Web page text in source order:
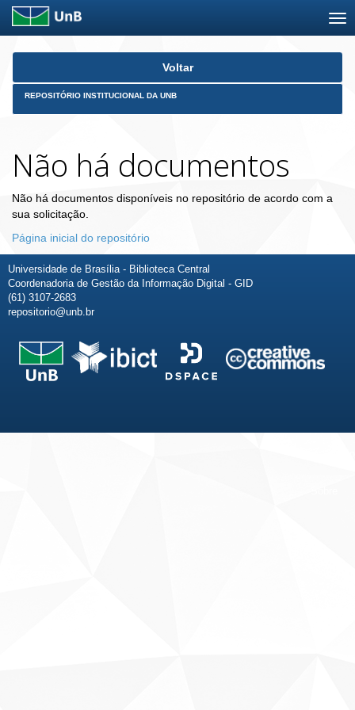
Skip
Voltar
REPOSITÓRIO INSTITUCIONAL DA UNB
Não há documentos
Não há documentos disponíveis no repositório de acordo com a
sua solicitação.
Página inicial do repositório
Universidade de Brasília - Biblioteca Central
Coordenadoria de Gestão da Informação Digital - GID
(61) 3107-2683
repositorio@unb.br